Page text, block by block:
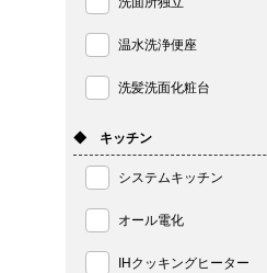
温水洗浄便座
洗髪洗面化粧台
◆ キッチン
システムキッチン
オール電化
IHクッキングヒーター